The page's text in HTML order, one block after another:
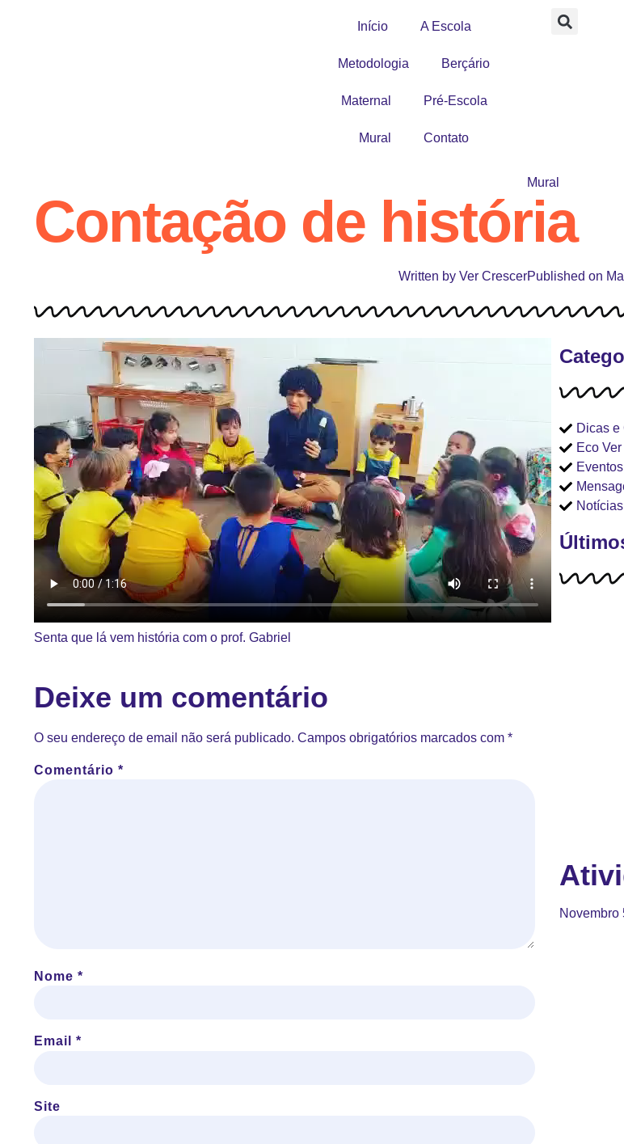
Início A Escola
Metodologia Berçário
Maternal Pré-Escola
Mural Contato
Mural
Contação de história
Written by Ver CrescerPublished on
Senta que lá vem história com o prof. Gabriel
Deixe um comentário
O seu endereço de email não será publicado. Campos obrigatórios marcados com *
Comentário *
Nome *
Email *
Site
Dicas e
Eco
Eventos
Notícias
Novembro